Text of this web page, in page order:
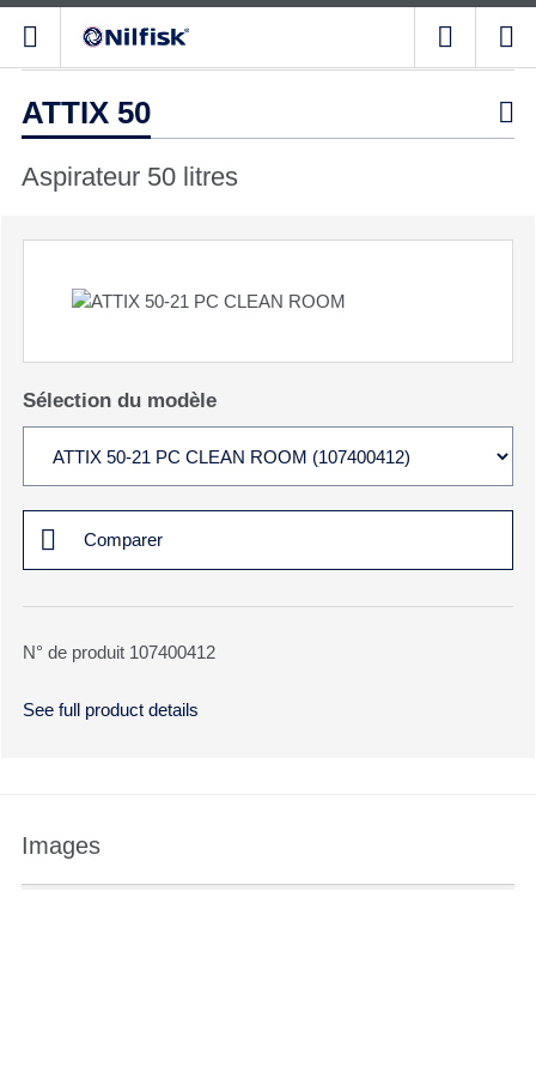
ATTIX 50 
Aspirateur 50 litres
Sélection du modèle
Comparer
N° de produit 107400412
See full product details
Images